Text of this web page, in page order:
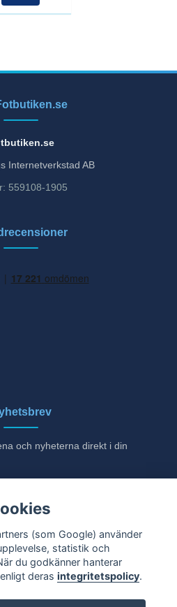
Internetverkstad AB
559108-1905
och nyheterna direkt i din
Ja tack!
(som Google) använder
statistik och
du godkänner hanterar
deras integritetspolicy.